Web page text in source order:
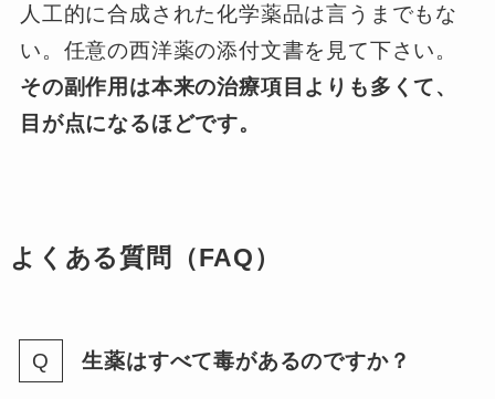
人工的に合成された化学薬品は言うまでもな
い。任意の西洋薬の添付文書を見て下さい。
その副作用は本来の治療項目よりも多くて、
目が点になるほどです。
よくある質問（FAQ）
生薬はすべて毒があるのですか？